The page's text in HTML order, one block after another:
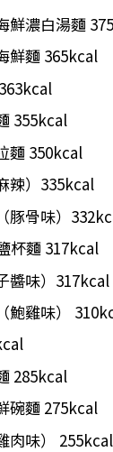
鮮濃白湯麵
鮮麵 365kcal
355kcal
麵 350kcal
辣）335kcal
豚骨味）
杯麵 317kcal
醬味）317kcal
鮑雞味）
285kcal
碗麵 275kcal
肉味） 255kcal